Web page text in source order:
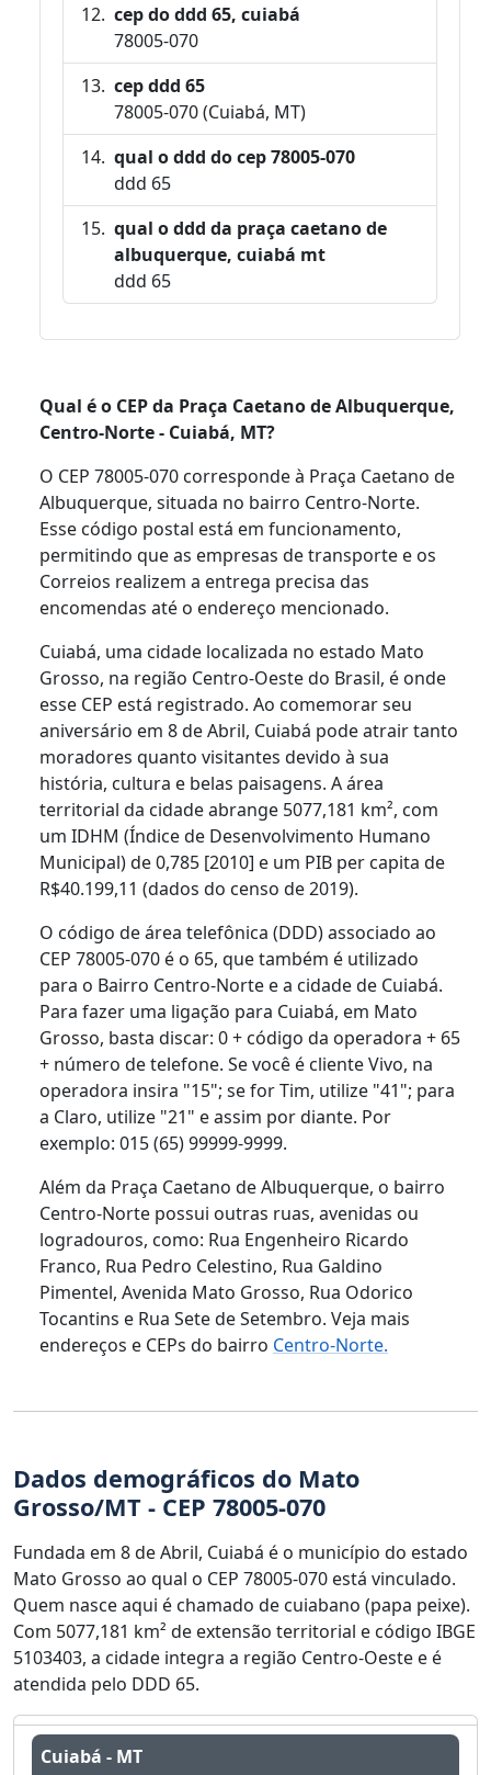
cep do ddd 65, cuiabá
78005-070
cep ddd 65
78005-070 (Cuiabá, MT)
qual o ddd do cep 78005-070
ddd 65
qual o ddd da praça caetano de
albuquerque, cuiabá mt
ddd 65
Qual é o CEP da Praça Caetano de Albuquerque,
Centro-Norte - Cuiabá, MT?
O CEP 78005-070 corresponde à Praça Caetano de
Albuquerque, situada no bairro Centro-Norte.
Esse código postal está em funcionamento,
permitindo que as empresas de transporte e os
Correios realizem a entrega precisa das
encomendas até o endereço mencionado.
Cuiabá, uma cidade localizada no estado Mato
Grosso, na região Centro-Oeste do Brasil, é onde
esse CEP está registrado. Ao comemorar seu
aniversário em 8 de Abril, Cuiabá pode atrair tanto
moradores quanto visitantes devido à sua
história, cultura e belas paisagens. A área
territorial da cidade abrange 5077,181 km², com
um IDHM (Índice de Desenvolvimento Humano
Municipal) de 0,785 [2010] e um PIB per capita de
R$40.199,11 (dados do censo de 2019).
O código de área telefônica (DDD) associado ao
CEP 78005-070 é o 65, que também é utilizado
para o Bairro Centro-Norte e a cidade de Cuiabá.
Para fazer uma ligação para Cuiabá, em Mato
Grosso, basta discar: 0 + código da operadora + 65
+ número de telefone. Se você é cliente Vivo, na
operadora insira "15"; se for Tim, utilize "41"; para
a Claro, utilize "21" e assim por diante. Por
exemplo: 015 (65) 99999-9999.
Além da Praça Caetano de Albuquerque, o bairro
Centro-Norte possui outras ruas, avenidas ou
logradouros, como: Rua Engenheiro Ricardo
Franco, Rua Pedro Celestino, Rua Galdino
Pimentel, Avenida Mato Grosso, Rua Odorico
Tocantins e Rua Sete de Setembro. Veja mais
endereços e CEPs do bairro Centro-Norte.
Dados demográficos do Mato
Grosso/MT - CEP 78005-070
Fundada em 8 de Abril, Cuiabá é o município do estado
Mato Grosso ao qual o CEP 78005-070 está vinculado.
Quem nasce aqui é chamado de cuiabano (papa peixe).
Com 5077,181 km² de extensão territorial e código IBGE
5103403, a cidade integra a região Centro-Oeste e é
atendida pelo DDD 65.
Cuiabá - MT